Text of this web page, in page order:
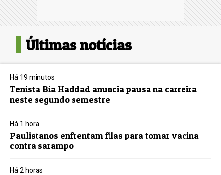
Últimas notícias
Há 19 minutos
Tenista Bia Haddad anuncia pausa na carreira
neste segundo semestre
Há 1 hora
Paulistanos enfrentam filas para tomar vacina
contra sarampo
Há 2 horas